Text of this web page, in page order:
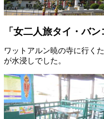
「女二人旅タイ・バン
ワットアルン暁の寺に行く
が水浸しでした。